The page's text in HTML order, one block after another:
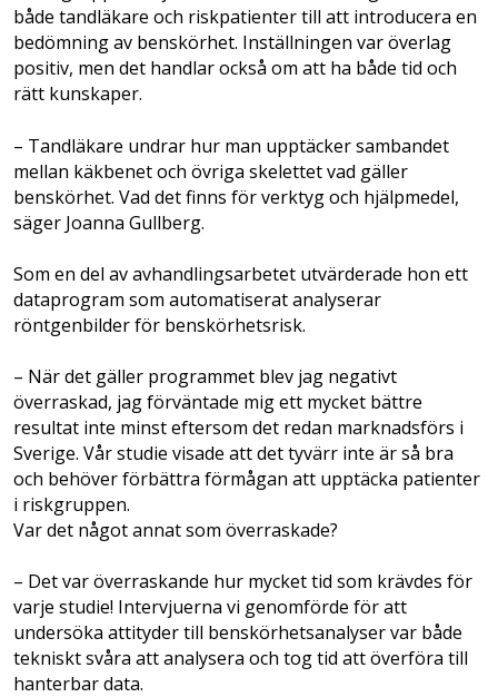
både tandläkare och riskpatienter till att introducera en
bedömning av benskörhet. Inställningen var överlag
positiv, men det handlar också om att ha både tid och
rätt kunskaper.
– Tandläkare undrar hur man upptäcker sambandet
mellan käkbenet och övriga skelettet vad gäller
benskörhet. Vad det finns för verktyg och hjälpmedel,
säger Joanna Gullberg.
Som en del av avhandlingsarbetet utvärderade hon ett
dataprogram som automatiserat analyserar
röntgenbilder för benskörhetsrisk.
– När det gäller programmet blev jag negativt
överraskad, jag förväntade mig ett mycket bättre
resultat inte minst eftersom det redan marknadsförs i
Sverige. Vår studie visade att det tyvärr inte är så bra
och behöver förbättra förmågan att upptäcka patienter
i riskgruppen.
Var det något annat som överraskade?
– Det var överraskande hur mycket tid som krävdes för
varje studie! Intervjuerna vi genomförde för att
undersöka attityder till benskörhetsanalyser var både
tekniskt svåra att analysera och tog tid att överföra till
hanterbar data.